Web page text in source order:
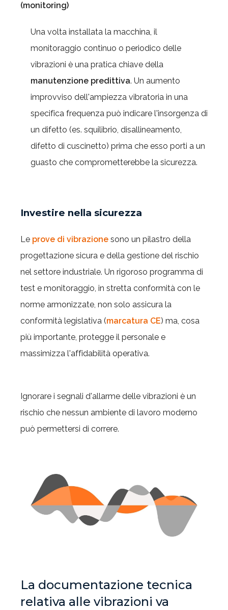
(monitoring)
Una volta installata la macchina, il
monitoraggio continuo o periodico delle
vibrazioni è una pratica chiave della
manutenzione predittiva. Un aumento
improvviso dell'ampiezza vibratoria in una
specifica frequenza può indicare l'insorgenza di
un difetto (es. squilibrio, disallineamento,
difetto di cuscinetto) prima che esso porti a un
guasto che comprometterebbe la sicurezza.
Investire nella sicurezza
Le prove di vibrazione sono un pilastro della
progettazione sicura e della gestione del rischio
nel settore industriale. Un rigoroso programma di
test e monitoraggio, in stretta conformità con le
norme armonizzate, non solo assicura la
conformità legislativa (marcatura CE) ma, cosa
più importante, protegge il personale e
massimizza l'affidabilità operativa.
Ignorare i segnali d'allarme delle vibrazioni è un
rischio che nessun ambiente di lavoro moderno
può permettersi di correre.
La documentazione tecnica
relativa alle vibrazioni va